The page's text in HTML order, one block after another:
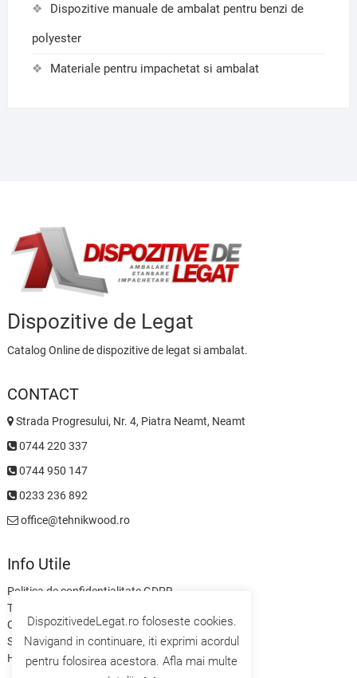
Dispozitive manuale de ambalat pentru benzi de
polyester
Materiale pentru impachetat si ambalat
Dispozitive de Legat
Catalog Online de dispozitive de legat si ambalat.
CONTACT
Strada Progresului, Nr. 4, Piatra Neamt, Neamt
0744 220 337
0744 950 147
0233 236 892
office@tehnikwood.ro
Info Utile
Politica de confidentialitate GDPR
Termeni si Conditii
Contact
Servicii
Home
DispozitivedeLegat.ro foloseste cookies.
Navigand in continuare, iti exprimi acordul
pentru folosirea acestora. Afla mai multe